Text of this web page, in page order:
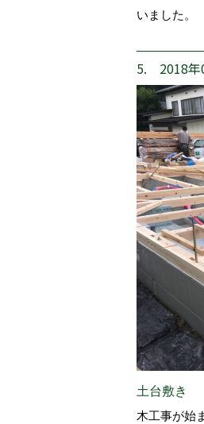
いました。
5. 2018年
土台敷き
木工事が始